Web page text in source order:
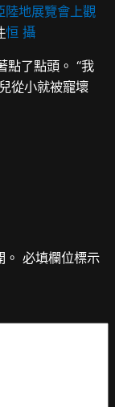
陸地展覽會上觀
恒 攝
點了點頭。 “我
從小就被寵壞
必填欄位標示